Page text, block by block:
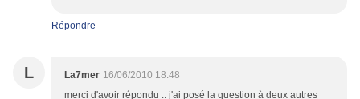
Répondre
L La7mer 16/06/2010 18:48
merci d'avoir répondu .. j'ai posé la question à deux autres